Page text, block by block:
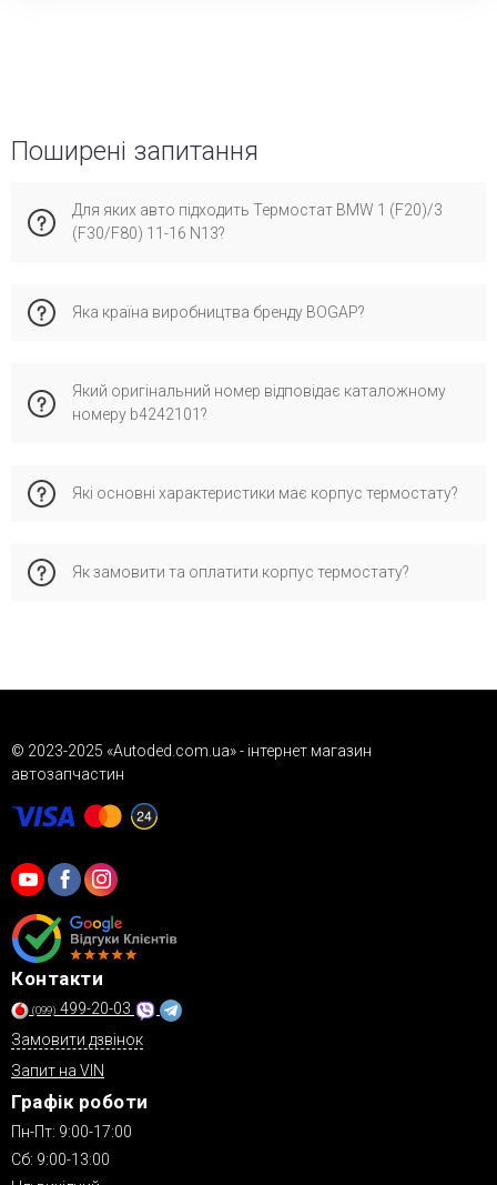
Поширені запитання
Для яких авто підходить Термостат BMW 1 (F20)/3
(F30/F80) 11-16 N13?
Рекомендуємо перевірити по VIN-коду для максимальної
Яка країна виробництва бренду BOGAP?
спеціалізується на сертифікованих запчастинах для
європейських автомобілів. Його обирають за надійну
Який оригінальний номер відповідає каталожному
номеру b4242101?
номер OEM: 11537600584, який офіційно застосовується
Які основні характеристики має корпус термостату?
Це дозволяє забезпечити правильну сумісність і стабільну
Як замовити та оплатити корпус термостату?
© 2023-2025 «Autoded.com.ua» - інтернет магазин
автозапчастин
Контакти
(099) 499-20-03
Замовити дзвінок
Запит на VIN
Графік роботи
Пн-Пт: 9:00-17:00
Сб: 9:00-13:00